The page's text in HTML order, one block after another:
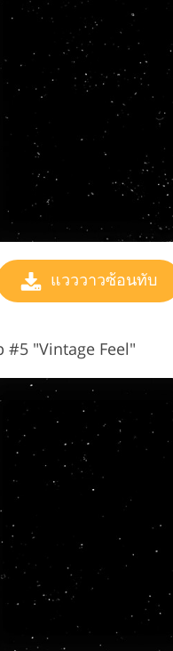
แวววาวซ้อนทับ
"Vintage Feel"